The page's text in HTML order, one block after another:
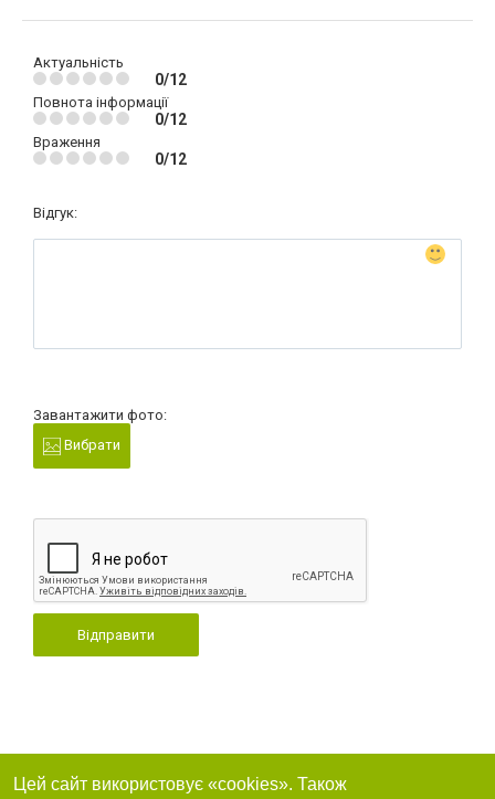
Актуальність
0/12
Повнота інформації
0/12
Враження
0/12
Відгук:
Завантажити фото:
Вибрати
Відправити
Цей сайт використовує «cookies». Також